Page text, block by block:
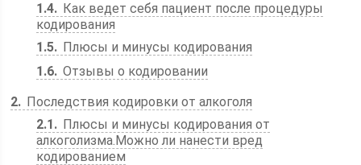
1.4
Как ведет себя пациент после процедуры
кодирования
1.5
Плюсы и минусы кодирования
1.6 Отзывы о кодировании
2
Последствия кодировки от алкоголя
2.1
Плюсы и минусы кодирования от
алкоголизма.Можно ли нанести вред
кодированием